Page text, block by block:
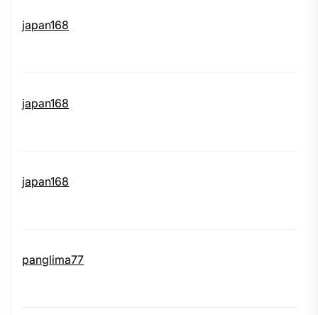
japan168
japan168
japan168
panglima77